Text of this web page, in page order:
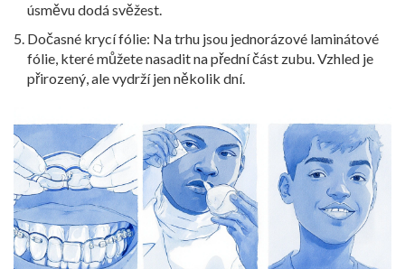
úsměvu dodá svěžest.
Dočasné krycí fólie: Na trhu jsou jednorázové laminátové
fólie, které můžete nasadit na přední část zubu. Vzhled je
přirozený, ale vydrží jen několik dní.